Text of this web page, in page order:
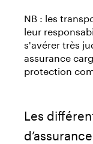
NB : les
leur
s'avérer très
assurance
protection
Les
d’assurance